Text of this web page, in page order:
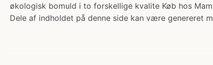
økologisk bomuld i to forskellige kvalite Køb hos
Dele af indholdet på denne side kan være genereret